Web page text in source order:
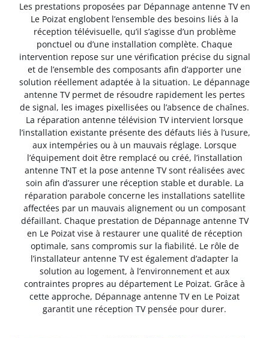
Les prestations proposées par Dépannage antenne TV en
Le Poizat englobent l’ensemble des besoins liés à la
réception télévisuelle, qu’il s’agisse d’un problème
ponctuel ou d’une installation complète. Chaque
intervention repose sur une vérification précise du signal
et de l’ensemble des composants afin d’apporter une
solution réellement adaptée à la situation. Le dépannage
antenne TV permet de résoudre rapidement les pertes
de signal, les images pixellisées ou l’absence de chaînes.
La réparation antenne télévision TV intervient lorsque
l’installation existante présente des défauts liés à l’usure,
aux intempéries ou à un mauvais réglage. Lorsque
l’équipement doit être remplacé ou créé, l’installation
antenne TNT et la pose antenne TV sont réalisées avec
soin afin d’assurer une réception stable et durable. La
réparation parabole concerne les installations satellite
affectées par un mauvais alignement ou un composant
défaillant. Chaque prestation de Dépannage antenne TV
en Le Poizat vise à restaurer une qualité de réception
optimale, sans compromis sur la fiabilité. Le rôle de
l’installateur antenne TV est également d’adapter la
solution au logement, à l’environnement et aux
contraintes propres au département Le Poizat. Grâce à
cette approche, Dépannage antenne TV en Le Poizat
garantit une réception TV pensée pour durer.